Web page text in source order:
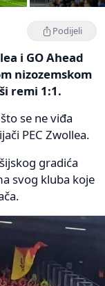
Podijeli
i GO Ahead
nizozemskom
remi 1:1.
se ne viđa
PEC Zwollea.
gradića
svog kluba koje